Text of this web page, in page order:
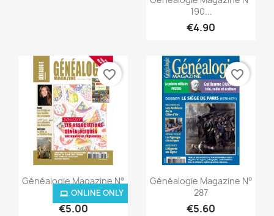
190...
€4.90
Quick view
Généalogie Magazine N°
300
€5.00
ONLINE ONLY
favorite_border
Quick view
Généalogie Magazine N°
287
€5.60
favorite_border